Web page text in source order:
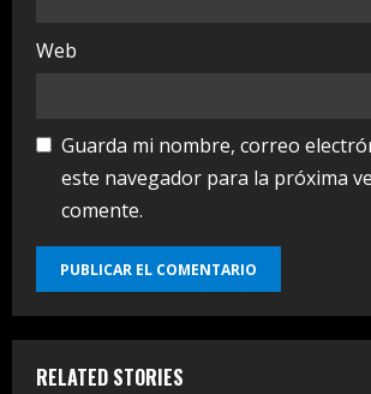
Web
Guarda mi nombre, correo
este navegador para la próxima
comente.
RELATED STORIES